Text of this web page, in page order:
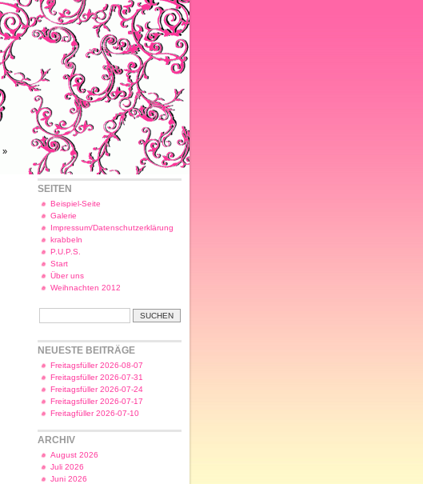
»
SEITEN
Beispiel-Seite
Galerie
Impressum/Datenschutzerklärung
krabbeln
P.U.P.S.
Start
Über uns
Weihnachten 2012
NEUESTE BEITRÄGE
Freitagsfüller 2026-08-07
Freitagsfüller 2026-07-31
Freitagsfüller 2026-07-24
Freitagsfüller 2026-07-17
Freitagfüller 2026-07-10
ARCHIV
August 2026
Juli 2026
Juni 2026